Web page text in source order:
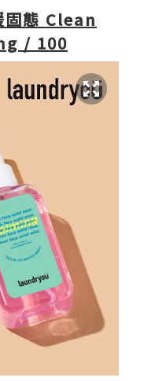
態 Clean
/ 100